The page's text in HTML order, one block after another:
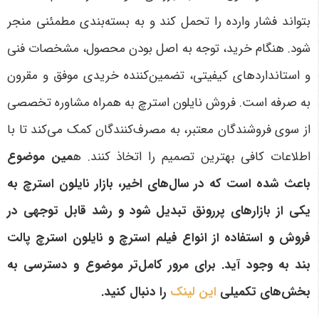
بتواند فشار وارده را تحمل کند و به بسته‌بندی مطمئنی منجر
شود. هنگام خرید، توجه به اصل بودن محصول، مشخصات فنی
و استانداردهای کیفیتی، تضمین‌کننده خریدی موفق و مقرون
به صرفه است. فروش نایلون استرچ به همراه مشاوره تخصصی
از سوی فروشندگان معتبر، به مصرف‌کنندگان کمک می‌کند تا با
اطلاعات کافی بهترین تصمیم را اتخاذ کنند. همین موضوع
باعث شده است که در سال‌های اخیر، بازار نایلون استرچ به
یکی از بازارهای پررونق تبدیل شود و رشد قابل توجهی در
فروش و استفاده از انواع فیلم استرچ و نایلون استرچ پالت
بند به وجود آید. برای مرور کامل‌تر موضوع و دسترسی به
بخش‌های تکمیلی این لینک را دنبال کنید.